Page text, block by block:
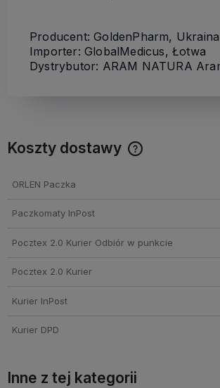
Producent: GoldenPharm, Ukraina
Importer: GlobalMedicus, Łotwa
Dystrybutor: ARAM NATURA
Koszty dostawy
ORLEN Paczka
Paczkomaty InPost
Pocztex 2.0 Kurier Odbiór w punkcie
Pocztex 2.0 Kurier
Kurier InPost
Kurier DPD
Inne z tej kategorii